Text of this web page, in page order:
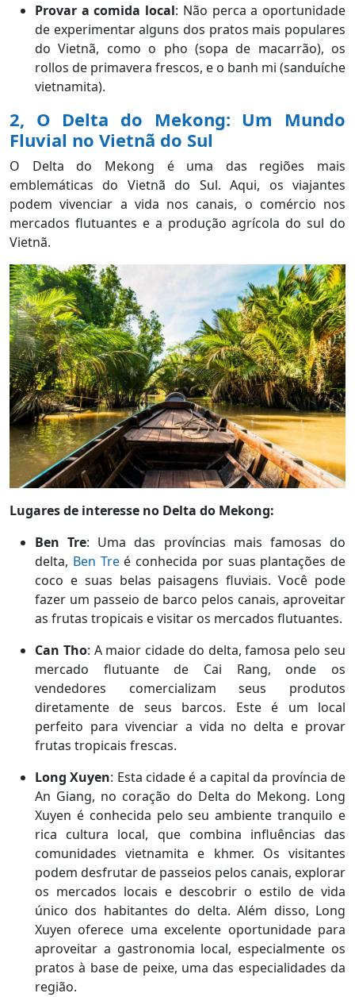
Provar a comida local: Não perca a oportunidade
de experimentar alguns dos pratos mais populares
do Vietnã, como o pho (sopa de macarrão), os
rollos de primavera frescos, e o banh mi (sanduíche
vietnamita).
2, O Delta do Mekong: Um Mundo
Fluvial no Vietnã do Sul
O Delta do Mekong é uma das regiões mais
emblemáticas do Vietnã do Sul. Aqui, os viajantes
podem vivenciar a vida nos canais, o comércio nos
mercados flutuantes e a produção agrícola do sul do
Vietnã.
Lugares de interesse no Delta do Mekong:
Ben Tre: Uma das províncias mais famosas do
delta, Ben Treé conhecida por suas plantações de
coco e suas belas paisagens fluviais. Você pode
fazer um passeio de barco pelos canais, aproveitar
as frutas tropicais e visitar os mercados flutuantes.
Can Tho: A maior cidade do delta, famosa pelo seu
mercado flutuante de Cai Rang, onde os
vendedores comercializam seus produtos
diretamente de seus barcos. Este é um local
perfeito para vivenciar a vida no delta e provar
frutas tropicais frescas.
Long Xuyen: Esta cidade é a capital da província de
An Giang, no coração do Delta do Mekong. Long
Xuyen é conhecida pelo seu ambiente tranquilo e
rica cultura local, que combina influências das
comunidades vietnamita e khmer. Os visitantes
podem desfrutar de passeios pelos canais, explorar
os mercados locais e descobrir o estilo de vida
único dos habitantes do delta. Além disso, Long
Xuyen oferece uma excelente oportunidade para
aproveitar a gastronomia local, especialmente os
pratos à base de peixe, uma das especialidades da
região.